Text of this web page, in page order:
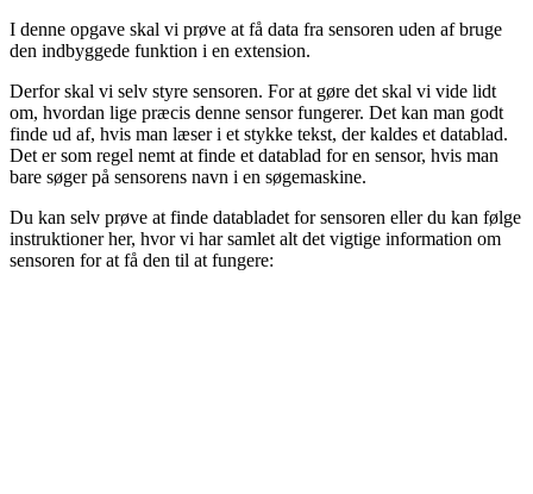
I denne opgave skal vi prøve at få data fra sensoren uden af bruge
den indbyggede funktion i en extension.
Derfor skal vi selv styre sensoren. For at gøre det skal vi vide lidt
om, hvordan lige præcis denne sensor fungerer. Det kan man godt
finde ud af, hvis man læser i et stykke tekst, der kaldes et datablad.
Det er som regel nemt at finde et datablad for en sensor, hvis man
bare søger på sensorens navn i en søgemaskine.
Du kan selv prøve at finde databladet for sensoren eller du kan følge
instruktioner her, hvor vi har samlet alt det vigtige information om
sensoren for at få den til at fungere: